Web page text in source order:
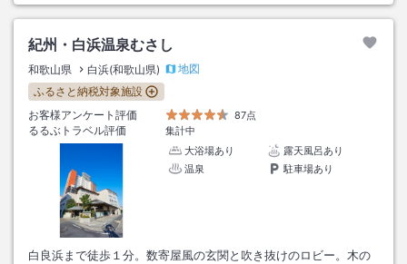
紀州・白浜温泉むさし
和歌山県 白浜(和歌山県)
地図
ふるさと納税対象施設
お客様アンケート評価
87点
るるぶトラベル評価
集計中
大浴場あり
露天風呂あり
温泉
駐車場あり
白良浜まで徒歩１分。数寄屋風の玄関と吹き抜けのロビー。木の